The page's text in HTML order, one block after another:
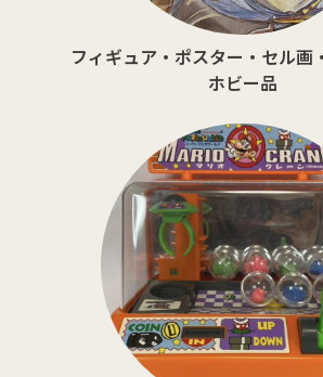
フィギュア・ポスター・セル画
ホビー品